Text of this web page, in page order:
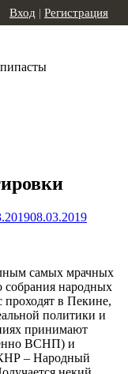
Вход | Регистрация
08.03.2019
самых мрачных
собрания народных
в Пекине,
политики и
принимают
ВСНП) и
– Народный